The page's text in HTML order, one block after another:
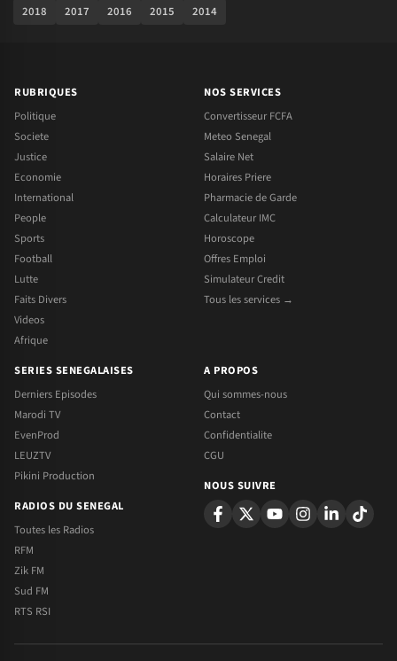
2018
2017 2016 2015 2014
RUBRIQUES
Politique
Societe
Justice
Economie
International
People
Sports
Football
Lutte
Faits Divers
Videos
Afrique
NOS SERVICES
Convertisseur FCFA
Meteo Senegal
Salaire Net
Horaires Priere
Pharmacie de Garde
Calculateur IMC
Horoscope
Offres Emploi
Simulateur Credit
Tous les services →
SERIES SENEGALAISES
Derniers Episodes
Marodi TV
EvenProd
LEUZTV
Pikini Production
RADIOS DU SENEGAL
Toutes les Radios
RFM
Zik FM
Sud FM
RTS RSI
A PROPOS
Qui sommes-nous
Contact
Confidentialite
CGU
NOUS SUIVRE